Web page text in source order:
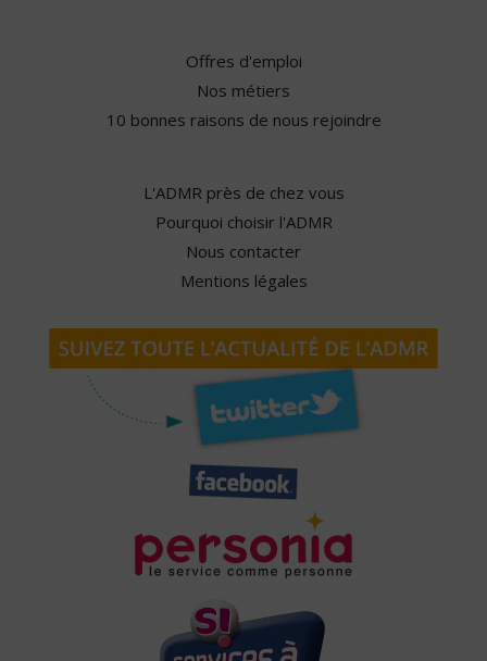
Offres d'emploi
Nos métiers
10 bonnes raisons de nous rejoindre
L'ADMR près de chez vous
Pourquoi choisir l'ADMR
Nous contacter
Mentions légales